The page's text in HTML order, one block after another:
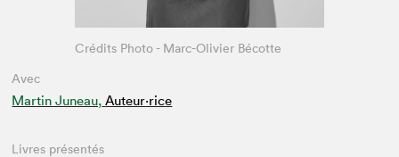
Avec
Martin Juneau, Auteur·rice
Crédits Photo - Marc-Olivier Bécotte
Livres présentés